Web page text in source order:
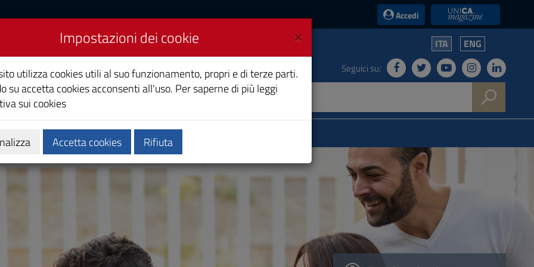
Accedi UniCA News
ITA ENG
Seguici su:
Calendari e orari Qualità e miglioramento
×
Impostazioni dei cookie
utilizza cookies utili al suo funzionamento, propri e di terze parti.
su accetta cookies acconsenti all'uso. Per saperne di più leggi
sui cookies
Accetta cookies Rifiuta